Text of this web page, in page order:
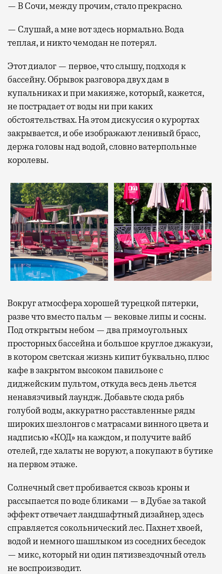
— В Сочи, между прочим, стало прекрасно.
— Слушай, а мне вот здесь нормально. Вода
теплая, и никто чемодан не потерял.
Этот диалог — первое, что слышу, подходя к
бассейну. Обрывок разговора двух дам в
купальниках и при макияже, который, кажется,
не пострадает от воды ни при каких
обстоятельствах. На этом дискуссия о курортах
закрывается, и обе изображают ленивый брасс,
держа головы над водой, словно ватерпольные
королевы.
Вокруг атмосфера хорошей турецкой пятерки,
разве что вместо пальм — вековые липы и сосны.
Под открытым небом — два прямоугольных
просторных бассейна и большое круглое джакузи,
в котором светская жизнь кипит буквально, плюс
кафе в закрытом высоком павильоне с
диджейским пультом, откуда весь день льется
ненавязчивый лаундж. Добавьте сюда рябь
голубой воды, аккуратно расставленные ряды
широких шезлонгов с матрасами винного цвета и
надписью «КОД» на каждом, и получите вайб
отелей, где халаты не воруют, а покупают в бутике
на первом этаже.
Солнечный свет пробивается сквозь кроны и
рассыпается по воде бликами — в Дубае за такой
эффект отвечает ландшафтный дизайнер, здесь
справляется сокольнический лес. Пахнет хвоей,
водой и немного шашлыком из соседних беседок
— микс, который ни один пятизвездочный отель
не воспроизводит.